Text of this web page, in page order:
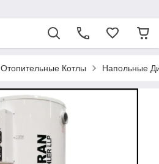
Отопительные Котлы Напольные